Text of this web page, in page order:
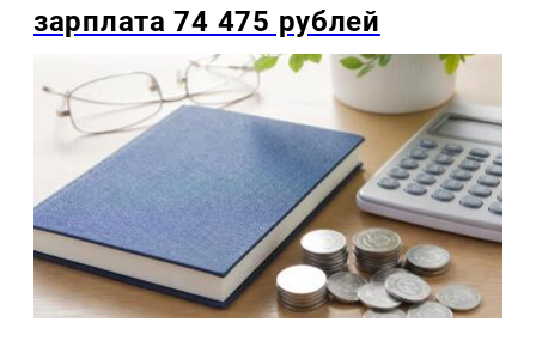
зарплата 74 475 рублей